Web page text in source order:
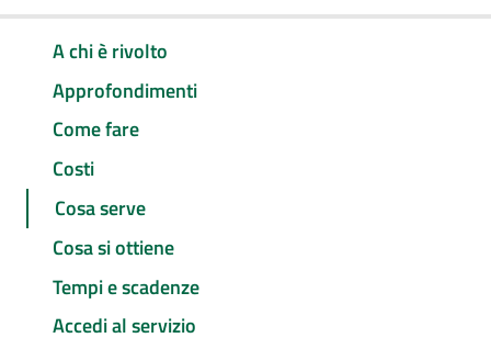
A chi è rivolto
Approfondimenti
Come fare
Costi
Cosa serve
Cosa si ottiene
Tempi e scadenze
Accedi al servizio